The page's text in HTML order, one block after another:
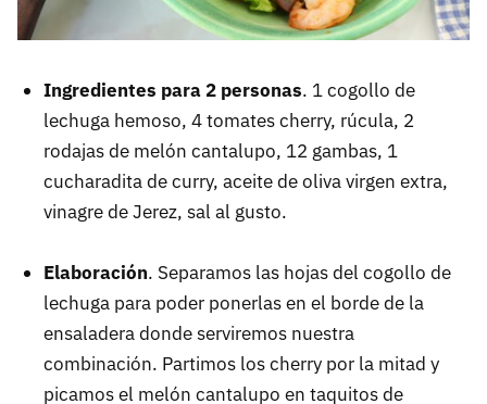
Ingredientes para 2 personas. 1 cogollo de
lechuga hemoso, 4 tomates cherry, rúcula, 2
rodajas de melón cantalupo, 12 gambas, 1
cucharadita de curry, aceite de oliva virgen extra,
vinagre de Jerez, sal al gusto.
Elaboración. Separamos las hojas del cogollo de
lechuga para poder ponerlas en el borde de la
ensaladera donde serviremos nuestra
combinación. Partimos los cherry por la mitad y
picamos el melón cantalupo en taquitos de